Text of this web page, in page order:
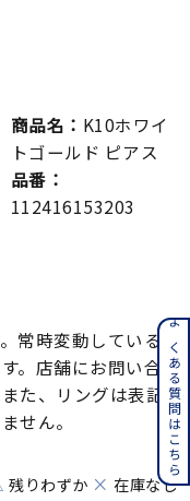
すべて表示
商品名： K10ホワイ
トゴールド ピアス
品番：
112416153203
常時変動している
。店舗にお問い合
た、リングは表記
せん。
残りわずか × 在庫なし
よくある質問はこちら